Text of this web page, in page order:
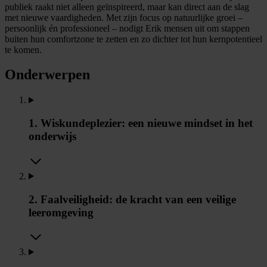
publiek raakt niet alleen geïnspireerd, maar kan direct aan de slag
met nieuwe vaardigheden. Met zijn focus op natuurlijke groei –
persoonlijk én professioneel – nodigt Erik mensen uit om stappen
buiten hun comfortzone te zetten en zo dichter tot hun kernpotentieel
te komen.
Onderwerpen
1. Wiskundeplezier: een nieuwe mindset in het
onderwijs
2. Faalveiligheid: de kracht van een veilige
leeromgeving